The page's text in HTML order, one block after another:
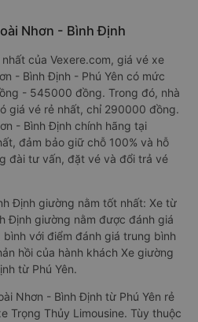
Nhơn - Bình Định
của Vexere.com, giá vé xe
- Bình Định - Phú Yên có mức
- 545000 đồng. Trong đó, nhà
giá vé rẻ nhất, chỉ 290000 đồng.
- Bình Định chính hãng tại
đảm bảo giữ chỗ 100% và hỗ
đài tư vấn, đặt vé và đổi trả vé
Định giường nằm tốt nhất: Xe từ
Định giường nằm được đánh giá
với điểm đánh giá trung bình
hồi của hành khách Xe giường
từ Phú Yên.
Nhơn - Bình Định từ Phú Yên rẻ
Trọng Thủy Limousine. Tùy thuộc